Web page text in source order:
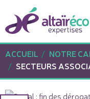
ACCUEIL
NOTRE
SECTEURS